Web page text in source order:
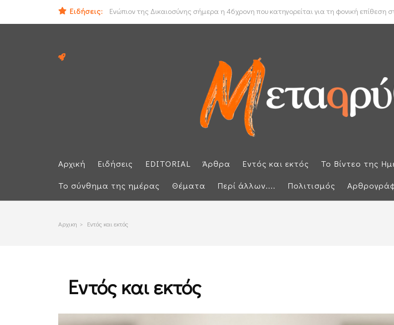
Ειδήσεις: Ιράν και Ομάν συμφώνησαν για νέο δρομολόγιο πλοίων που θέλουν να διασχίσουν τα
Αρχική Ειδήσεις EDITORIAL Άρθρα Εντός και εκτός Το Βίντεο της
Το σύνθημα της ημέρας
Θέματα Περί άλλων.... Πολιτισμός
Αρχικη > Εντός και εκτός
Εντός και εκτός